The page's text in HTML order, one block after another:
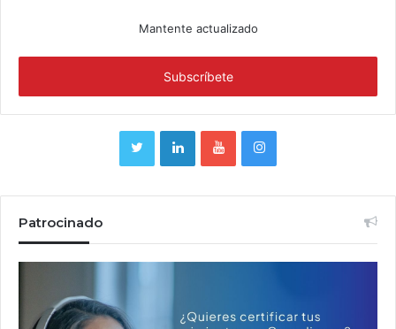
Mantente actualizado
Patrocinado